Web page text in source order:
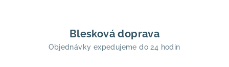
Blesková doprava
Objednávky expedujeme do 24 hodin